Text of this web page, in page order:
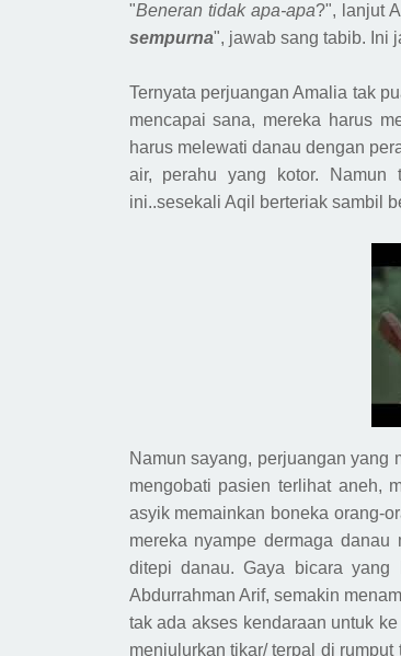
"Beneran tidak apa-apa?", lanjut
sempurna", jawab sang tabib. Ini
Ternyata perjuangan Amalia tak
mencapaisana, mereka harus
harus melewati danau dengan p
air, perahu yang kotor. Namun
ini..sesekali Aqil berteriak sambil
Namun sayang, perjuangan yang
mengobati pasien terlihat aneh,
asyik memainkan boneka orang-
mereka nyampe dermagadanau
ditepi danau. Gaya bicara yang
Abdurrahman Arif, semakin
tak ada akses kendaraan untuk
menjulurkan tikar/ terpal di